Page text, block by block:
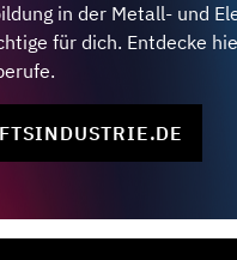
in der Metall- und
für dich. Entdecke